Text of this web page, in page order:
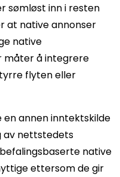
sømløst inn i resten
at native annonser
native
måter å integrere
flyten eller
annen inntektskilde
av nettstedets
native
ettersom de gir